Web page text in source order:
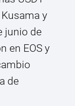
y
junio de
en EOS y
de